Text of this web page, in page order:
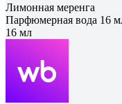
Лимонная меренга
Парфюмерная вода 16
16 мл